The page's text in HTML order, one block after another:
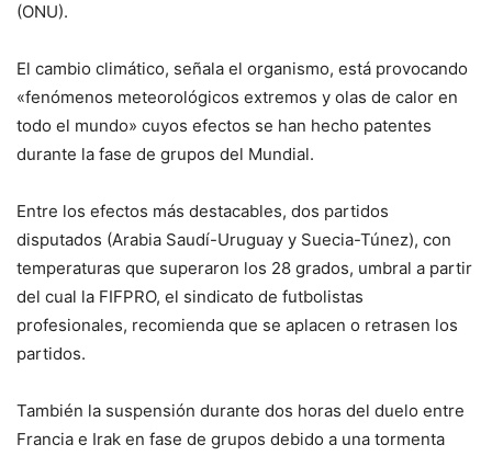
(ONU).
El cambio climático, señala el organismo, está provocando
«fenómenos meteorológicos extremos y olas de calor en
todo el mundo» cuyos efectos se han hecho patentes
durante la fase de grupos del Mundial.
Entre los efectos más destacables, dos partidos
disputados (Arabia Saudí-Uruguay y Suecia-Túnez), con
temperaturas que superaron los 28 grados, umbral a partir
del cual la FIFPRO, el sindicato de futbolistas
profesionales, recomienda que se aplacen o retrasen los
partidos.
También la suspensión durante dos horas del duelo entre
Francia e Irak en fase de grupos debido a una tormenta